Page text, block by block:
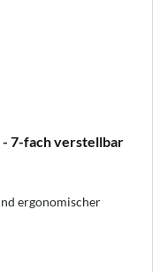
- 7-fach verstellbar
ergonomischer